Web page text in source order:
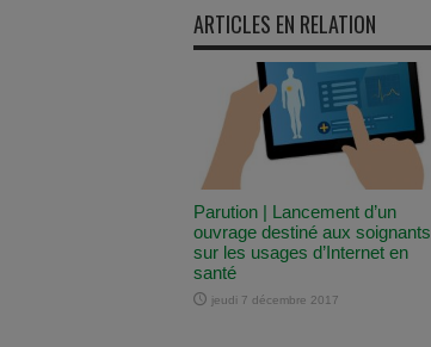
ARTICLES EN RELATION
Parution | Lancement d’un
ouvrage destiné aux soignants
sur les usages d’Internet en
santé
jeudi 7 décembre 2017